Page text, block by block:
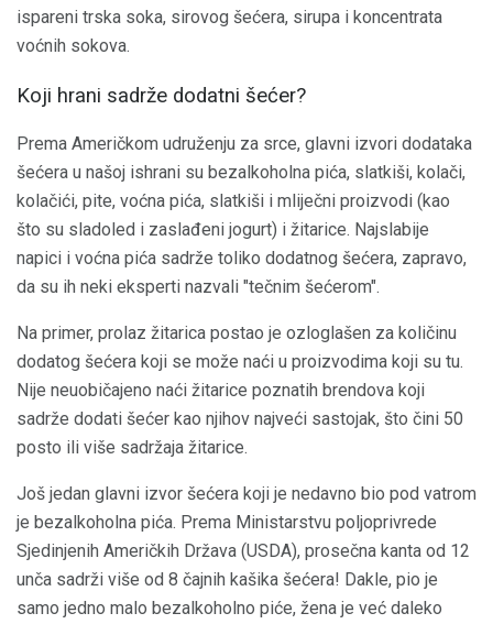
ispareni trska soka, sirovog šećera, sirupa i koncentrata
voćnih sokova.
Koji hrani sadrže dodatni šećer?
Prema Američkom udruženju za srce, glavni izvori dodataka
šećera u našoj ishrani su bezalkoholna pića, slatkiši, kolači,
kolačići, pite, voćna pića, slatkiši i mliječni proizvodi (kao
što su sladoled i zaslađeni jogurt) i žitarice. Najslabije
napici i voćna pića sadrže toliko dodatnog šećera, zapravo,
da su ih neki eksperti nazvali "tečnim šećerom".
Na primer, prolaz žitarica postao je ozloglašen za količinu
dodatog šećera koji se može naći u proizvodima koji su tu.
Nije neuobičajeno naći žitarice poznatih brendova koji
sadrže dodati šećer kao njihov najveći sastojak, što čini 50
posto ili više sadržaja žitarice.
Još jedan glavni izvor šećera koji je nedavno bio pod vatrom
je bezalkoholna pića. Prema Ministarstvu poljoprivrede
Sjedinjenih Američkih Država (USDA), prosečna kanta od 12
unča sadrži više od 8 čajnih kašika šećera! Dakle, pio je
samo jedno malo bezalkoholno piće, žena je već daleko